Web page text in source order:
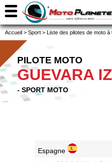
Accueil > Sport > Liste des pilotes de moto
PILOTE MOTO
GUEVARA
- SPORT MOTO
Espagne